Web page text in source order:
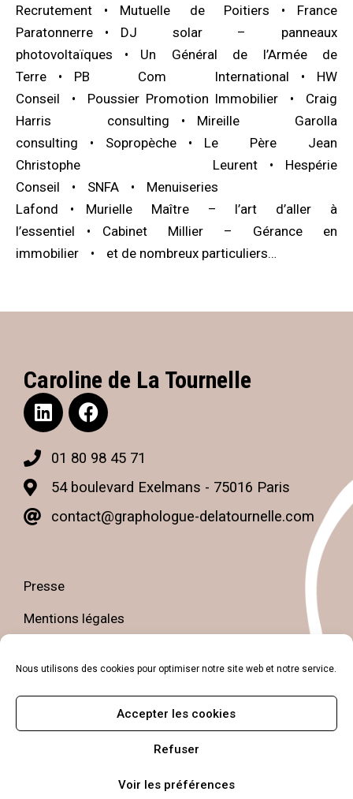
Nous utilisons des cookies pour optimiser notre site web et notre service.
Accepter les cookies
Refuser
Voir les préférences
Recrutement
Mutuelle de Poitiers
France
Paratonnerre
DJ solar – panneaux
photovoltaïques
Un Général de l’Armée de
Terre
PB Com International
HW
Conseil
Poussier Promotion Immobilier
Craig
Harris consulting
Mireille Garolla
consulting
Sopropèche
Le Père Jean
Christophe Leurent
Hespérie
Conseil
SNFA
Menuiseries
Lafond
Murielle Maître – l’art d’aller à
l’essentiel
Cabinet Millier – Gérance en
immobilier
et de nombreux particuliers…
Caroline de La Tournelle
01 80 98 45 71
54 boulevard Exelmans - 75016 Paris
contact@graphologue-delatournelle.com
Presse
Mentions légales
© 2024 - Caroline de La Tournelle - Tous droits réservés.